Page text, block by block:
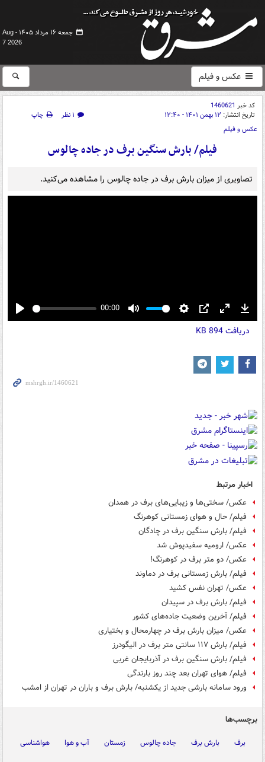
جمعه ۱۶ مرداد ۱۴۰۵ -
Aug
7 2026
عکس و فیلم
کد خبر 1460621
تاریخ انتشار: ۱۲ بهمن ۱۴۰۱ - ۱۲:۴۰ ۱ نظر
چاپ
عکس و فیلم
فیلم/ بارش سنگین برف در جاده چالوس
تصاویری از میزان بارش برف در جاده چالوس را مشاهده می‌کنید.
Play
00:00
Mute Settings
PIP Enter
fullscreen
دریافت894 KB
اخبار مرتبط
عکس/ سختی‌ها و زیبایی‌های برف در همدان
فیلم/ حال و هوای زمستانی کوهرنگ
فیلم/ بارش سنگین برف در چادگان
عکس/ ارومیه سفیدپوش شد
عکس/ دو متر برف در کوهرنگ!
فیلم/ بارش زمستانی برف در دماوند
عکس/ تهران نفس کشید
فیلم/ بارش برف در سپیدان
فیلم/ آخرین وضعیت جاده‌های کشور
عکس/ میزان بارش برف در چهارمحال و بختیاری
فیلم/ بارش ۱۱۷ سانتی متر برف در الیگودرز
فیلم/ بارش سنگین برف در آذربایجان غربی
فیلم/ هوای تهران بعد چند روز بارندگی
ورود سامانه بارشی جدید از یکشنبه/ بارش برف و باران در تهران از امشب
برچسب‌ها
برف بارش برف جاده چالوس زمستان آب و هوا هواشناسی